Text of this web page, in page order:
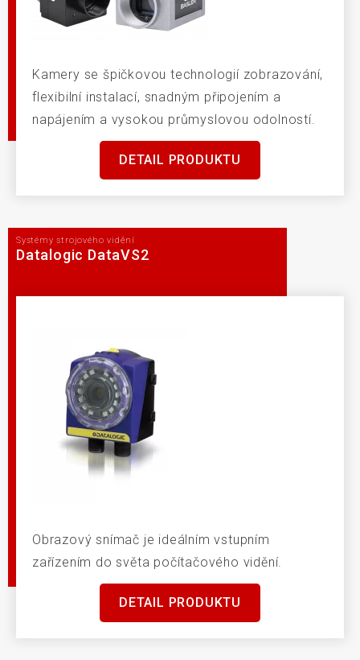
Kamery se špičkovou technologií zobrazování,
flexibilní instalací, snadným připojením a
napájením a vysokou průmyslovou odolností.
DETAIL PRODUKTU
Systémy strojového vidění
Datalogic DataVS2
Obrazový snímač je ideálním vstupním
zařízením do světa počítačového vidění.
DETAIL PRODUKTU